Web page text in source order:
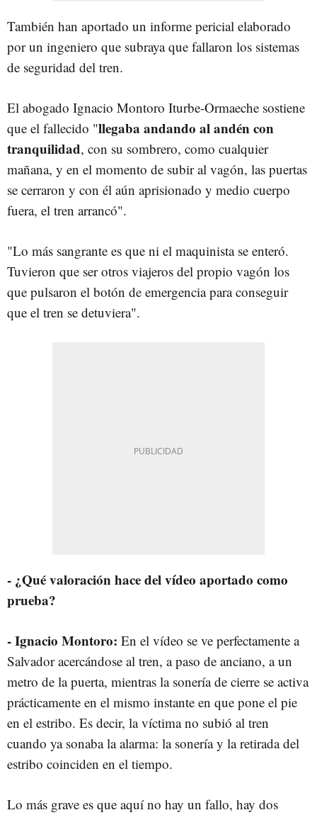
También han aportado un informe pericial elaborado
por un ingeniero que subraya que fallaron los sistemas
de seguridad del tren.
El abogado Ignacio Montoro Iturbe-Ormaeche sostiene
que el fallecido "llegaba andando al andén con
tranquilidad, con su sombrero, como cualquier
mañana, y en el momento de subir al vagón, las puertas
se cerraron y con él aún aprisionado y medio cuerpo
fuera, el tren arrancó".
"Lo más sangrante es que ni el maquinista se enteró.
Tuvieron que ser otros viajeros del propio vagón los
que pulsaron el botón de emergencia para conseguir
que el tren se detuviera".
- ¿Qué valoración hace del vídeo aportado como
prueba?
- Ignacio Montoro: En el vídeo se ve perfectamente a
Salvador acercándose al tren, a paso de anciano, a un
metro de la puerta, mientras la sonería de cierre se activa
prácticamente en el mismo instante en que pone el pie
en el estribo. Es decir, la víctima no subió al tren
cuando ya sonaba la alarma: la sonería y la retirada del
estribo coinciden en el tiempo.
Lo más grave es que aquí no hay un fallo, hay dos